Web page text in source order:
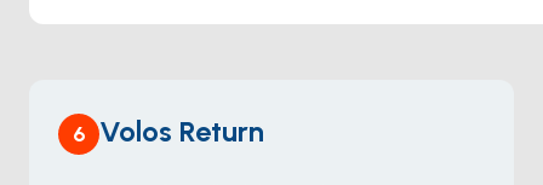
6 Volos Return